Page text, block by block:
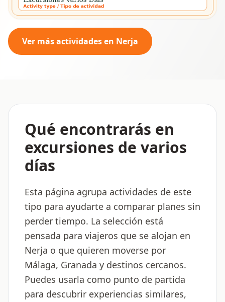
Ver más actividades en Nerja
Qué encontrarás en
excursiones de varios
días
Esta página agrupa actividades de este
tipo para ayudarte a comparar planes sin
perder tiempo. La selección está
pensada para viajeros que se alojan en
Nerja o que quieren moverse por
Málaga, Granada y destinos cercanos.
Puedes usarla como punto de partida
para descubrir experiencias similares,